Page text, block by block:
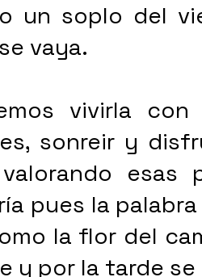
un soplo del
vaya.
vivirla con
sonreir y
esas
pues la
la flor del
y por la tarde